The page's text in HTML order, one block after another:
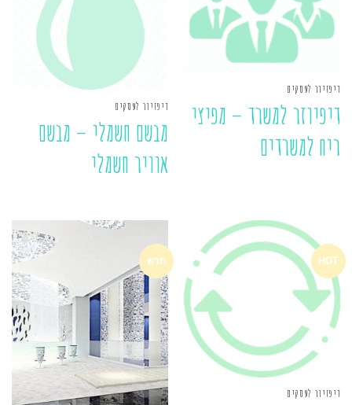
דיפזיור לעסקים
דיפיוזר למשרד – מפיצי
ריח למשרדים
דיפזיור לעסקים
מבשם חשמלי – מבשם
אוויר חשמלי
HOT
דיפזיור לעסקים
חדש